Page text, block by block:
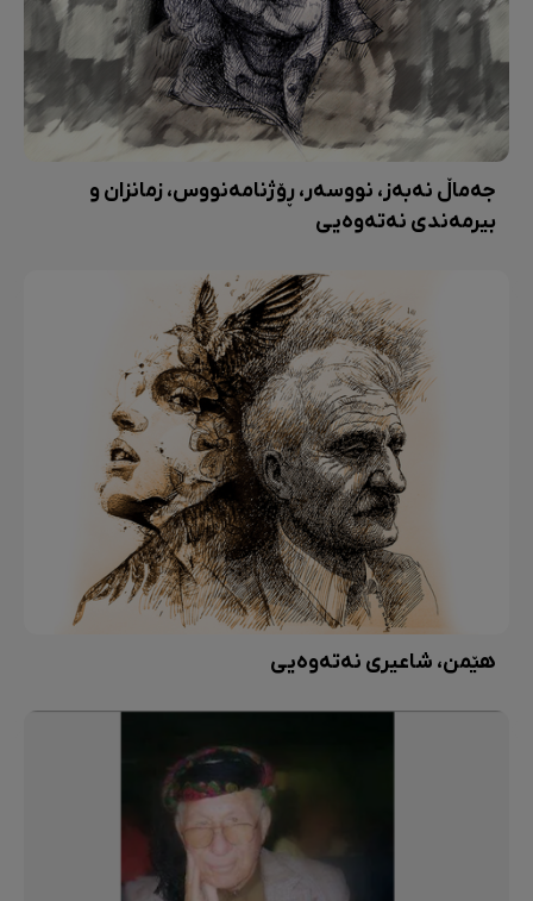
جەماڵ نەبەز، نووسەر، ڕۆژنامەنووس، زمانزان و
بیرمەندی نەتەوەیی
هێمن، شاعیری نەتەوەیی